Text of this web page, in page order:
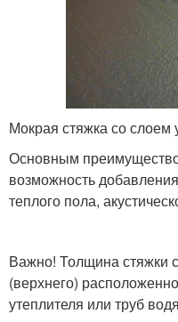
Мокрая стяжка со слоем
Основным
возможность
теплого пола,
Важно! Толщина стяжки
(верхнего)
утеплителя или труб